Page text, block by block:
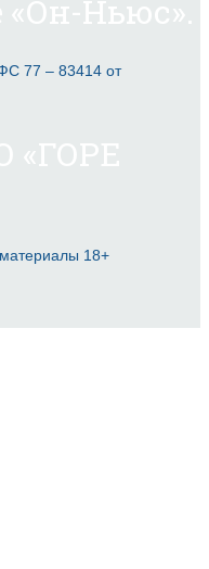
77 – 83414 от
18+